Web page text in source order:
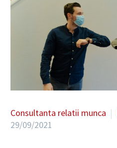
Consultanta relatii munca
29/09/2021